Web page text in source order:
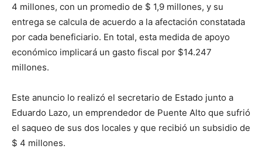
4 millones, con un promedio de $ 1,9 millones, y su
entrega se calcula de acuerdo a la afectación constatada
por cada beneficiario. En total, esta medida de apoyo
económico implicará un gasto fiscal por $14.247
millones.
Este anuncio lo realizó el secretario de Estado junto a
Eduardo Lazo, un emprendedor de Puente Alto que sufrió
el saqueo de sus dos locales y que recibió un subsidio de
$ 4 millones.